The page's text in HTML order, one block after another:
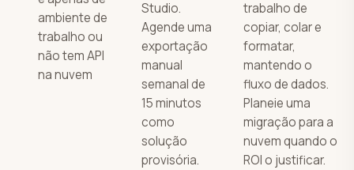
ambiente de
trabalho ou
não tem API
na nuvem
Studio.
Agende uma
exportação
manual
semanal de
15 minutos
como
solução
provisória.
trabalho de
copiar, colar e
formatar,
mantendo o
fluxo de dados.
Planeie uma
migração para a
nuvem quando o
ROI o justificar.